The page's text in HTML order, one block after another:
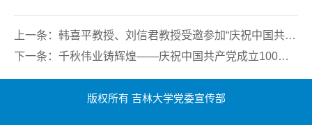
上一条： 韩喜平教授、刘信君教授受邀参加“庆祝中国共产党成立100周年理论研讨会”
下一条： 千秋伟业铸辉煌——庆祝中国共产党成立100周年音乐党史教育课
版权所有 吉林大学党委宣传部